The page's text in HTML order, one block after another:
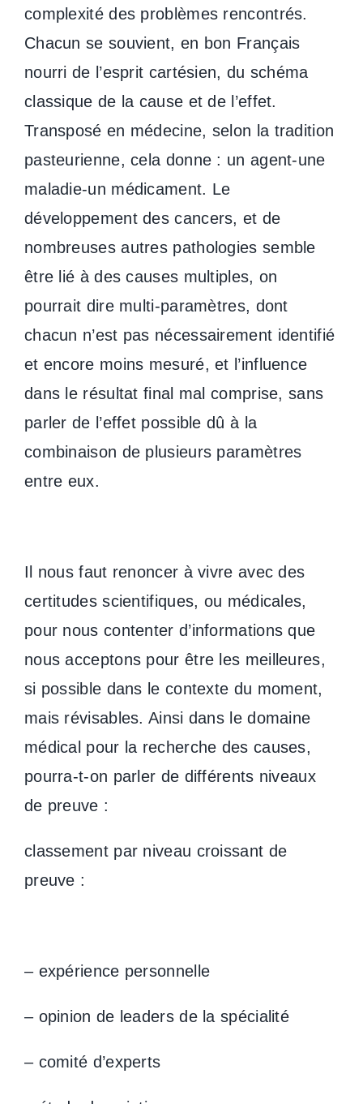
complexité des problèmes rencontrés.
Chacun se souvient, en bon Français
nourri de l’esprit cartésien, du schéma
classique de la cause et de l’effet.
Transposé en médecine, selon la tradition
pasteurienne, cela donne : un agent-une
maladie-un médicament. Le
développement des cancers, et de
nombreuses autres pathologies semble
être lié à des causes multiples, on
pourrait dire multi-paramètres, dont
chacun n’est pas nécessairement identifié
et encore moins mesuré, et l’influence
dans le résultat final mal comprise, sans
parler de l’effet possible dû à la
combinaison de plusieurs paramètres
entre eux.
Il nous faut renoncer à vivre avec des
certitudes scientifiques, ou médicales,
pour nous contenter d’informations que
nous acceptons pour être les meilleures,
si possible dans le contexte du moment,
mais révisables. Ainsi dans le domaine
médical pour la recherche des causes,
pourra-t-on parler de différents niveaux
de preuve :
classement par niveau croissant de
preuve :
– expérience personnelle
– opinion de leaders de la spécialité
– comité d’experts